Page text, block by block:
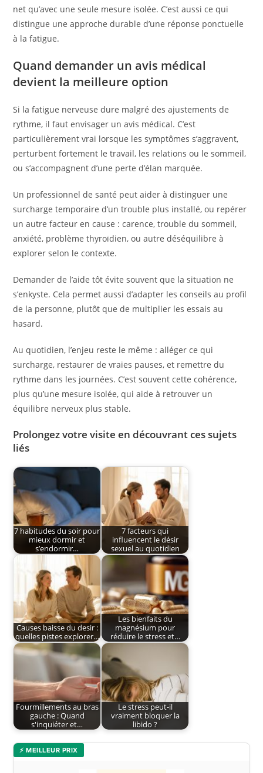
net qu’avec une seule mesure isolée. C’est aussi ce qui
distingue une approche durable d’une réponse ponctuelle
à la fatigue.
Quand demander un avis médical
devient la meilleure option
Si la fatigue nerveuse dure malgré des ajustements de
rythme, il faut envisager un avis médical. C’est
particulièrement vrai lorsque les symptômes s’aggravent,
perturbent fortement le travail, les relations ou le sommeil,
ou s’accompagnent d’une perte d’élan marquée.
Un professionnel de santé peut aider à distinguer une
surcharge temporaire d’un trouble plus installé, ou repérer
un autre facteur en cause : carence, trouble du sommeil,
anxiété, problème thyroïdien, ou autre déséquilibre à
explorer selon le contexte.
Demander de l’aide tôt évite souvent que la situation ne
s’enkyste. Cela permet aussi d’adapter les conseils au profil
de la personne, plutôt que de multiplier les essais au
hasard.
Au quotidien, l’enjeu reste le même : alléger ce qui
surcharge, restaurer de vraies pauses, et remettre du
rythme dans les journées. C’est souvent cette cohérence,
plus qu’une mesure isolée, qui aide à retrouver un
équilibre nerveux plus stable.
Prolongez votre visite en découvrant ces sujets
liés
7 habitudes du soir pour
mieux dormir et
s’endormir…
7 facteurs qui
influencent le désir
sexuel au quotidien
Causes baisse du desir :
quelles pistes explorer…
Les bienfaits du
magnésium pour
réduire le stress et…
Fourmillements au bras
gauche : Quand
s'inquiéter et…
Le stress peut-il
vraiment bloquer la
libido ?
⚡ MEILLEUR PRIX